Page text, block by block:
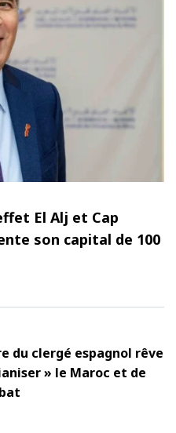
El Alj et Cap
son capital de 100
du clergé espagnol rêve
» le Maroc et de